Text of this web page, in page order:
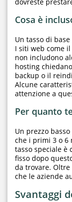
Cosa è
Un tasso di
I siti web come
non includono
hosting
backup o il
Alcune
attenzione a
Per quanto
Un prezzo
che i primi 3 o 6
tasso speciale è
fisso dopo
da trovare. Oltre
che le aziende
Svantaggi